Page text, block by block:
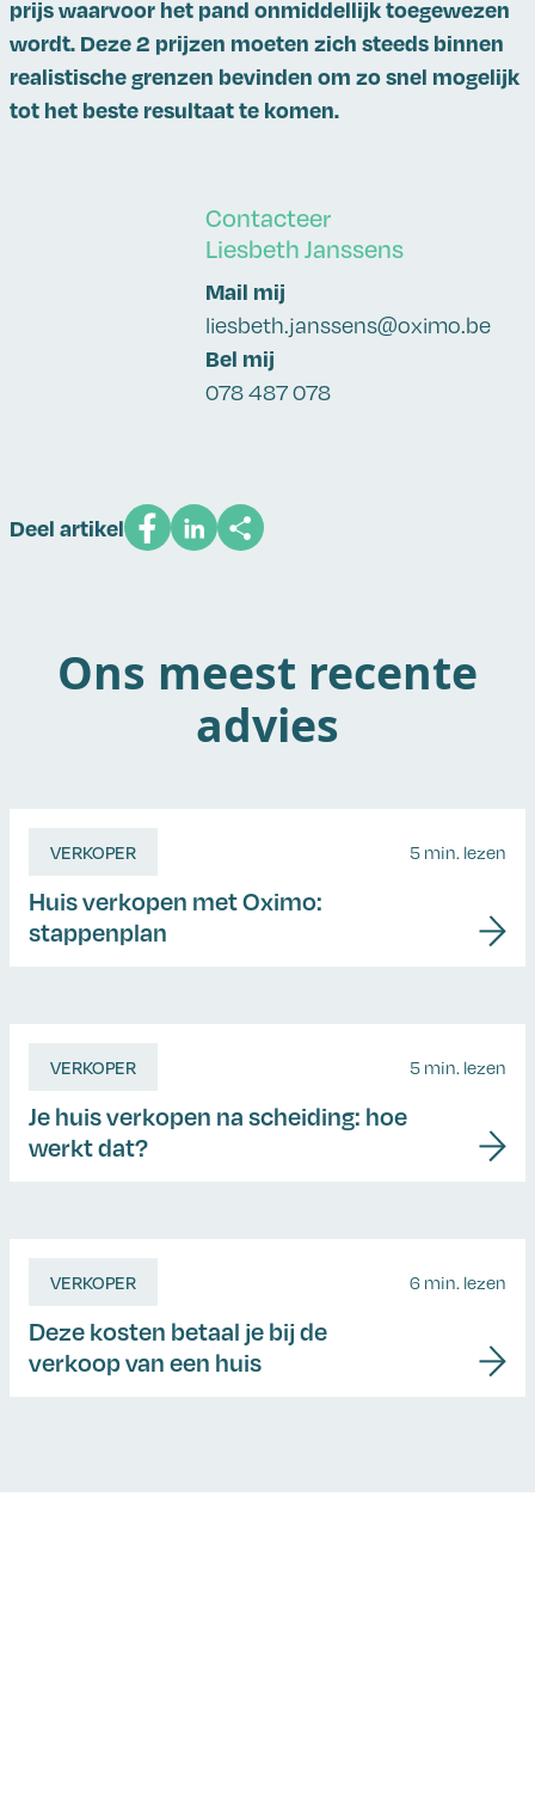
prijs waarvoor het pand onmiddellijk toegewezen
wordt. Deze 2 prijzen moeten zich steeds binnen
realistische grenzen bevinden om zo snel mogelijk
tot het beste resultaat te komen.
Contacteer
Liesbeth Janssens
Mail mij
liesbeth.janssens@oximo.be
Bel mij
078 487 078
Deel artikel
Ons meest recente
advies
VERKOPER 5 min. lezen
Huis verkopen met Oximo:
stappenplan
VERKOPER 5 min. lezen
Je huis verkopen na scheiding: hoe
werkt dat?
VERKOPER 6 min. lezen
Deze kosten betaal je bij de
verkoop van een huis